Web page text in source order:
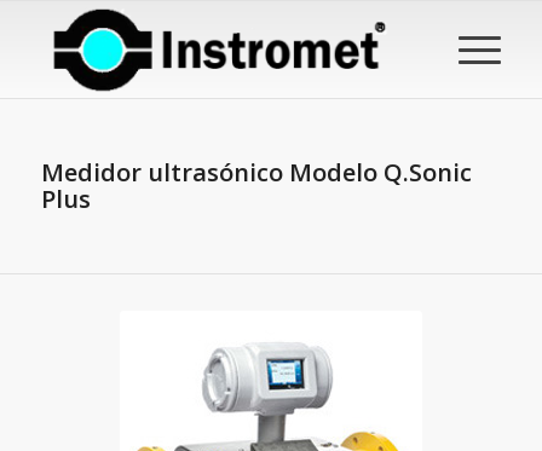
Medidor ultrasónico Modelo Q.Sonic
Plus